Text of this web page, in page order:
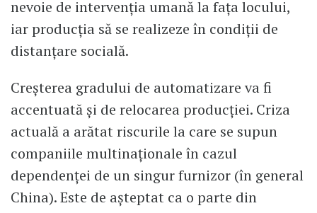
nevoie de intervenția umană la fața locului,
iar producția să se realizeze în condiții de
distanțare socială.
Creșterea gradului de automatizare va fi
accentuată și de relocarea producției. Criza
actuală a arătat riscurile la care se supun
companiile multinaționale în cazul
dependenței de un singur furnizor (în general
China). Este de așteptat ca o parte din